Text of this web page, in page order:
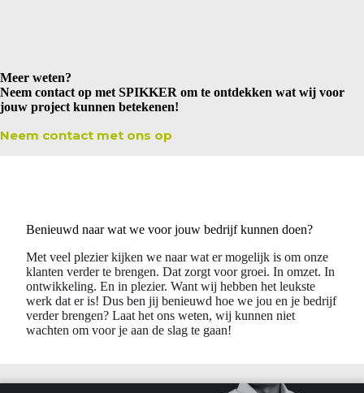
Meer weten?
Neem contact op met SPIKKER om te ontdekken wat wij voor
jouw project kunnen betekenen!
Neem contact met ons op
Benieuwd naar wat we voor jouw bedrijf kunnen doen?
Met veel plezier kijken we naar wat er mogelijk is om onze
klanten verder te brengen. Dat zorgt voor groei. In omzet. In
ontwikkeling. En in plezier. Want wij hebben het leukste
werk dat er is! Dus ben jij benieuwd hoe we jou en je bedrijf
verder brengen? Laat het ons weten, wij kunnen niet
wachten om voor je aan de slag te gaan!